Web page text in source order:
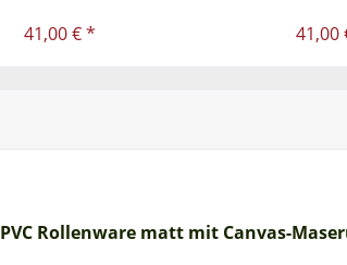
41,00 € * 41,00
PVC Rollenware matt mit Canvas-